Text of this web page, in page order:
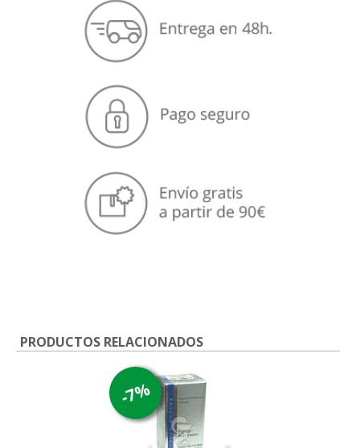
PRODUCTOS RELACIONADOS
-7%